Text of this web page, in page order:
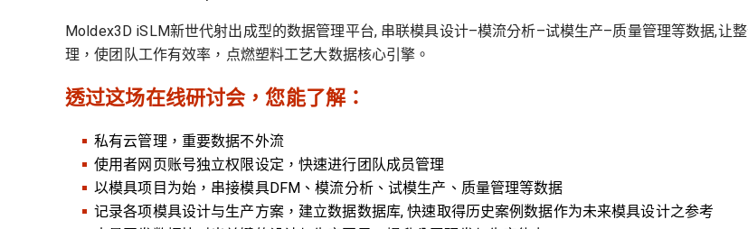
Moldex3D iSLM新世代射出成型的数据管理平台, 串联模具设计–模流分析–试模生产–质量管理等数据,让
理，使团队工作有效率，点燃塑料工艺大数据核心引擎。
透过这场在线研讨会，您能了解：
私有云管理，重要数据不外流
使用者网页账号独立权限设定，快速进行团队成员管理
以模具项目为始，串接模具DFM、模流分析、试模生产、质量管理等数据
记录各项模具设计与生产方案，建立数据数据库, 快速取得历史案例数据作为未来模具设计之参考